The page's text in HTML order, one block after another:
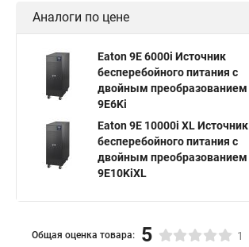
Аналоги по цене
Eaton 9E 6000i Источник
бесперебойного питания с
двойным преобразованием
9E6Ki
Eaton 9E 10000i XL Источник
бесперебойного питания с
двойным преобразованием
9E10KiXL
Общая оценка товара: 5 1